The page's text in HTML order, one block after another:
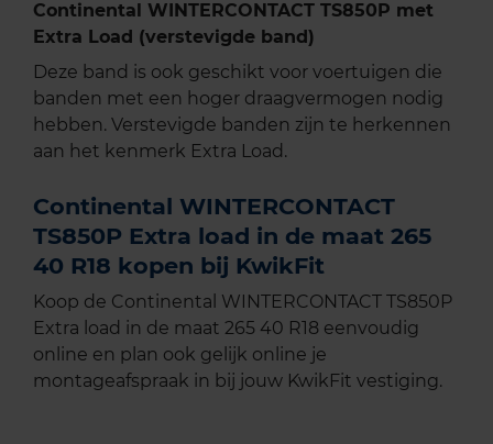
Continental WINTERCONTACT TS850P met
Extra Load (verstevigde band)
Deze band is ook geschikt voor voertuigen die
banden met een hoger draagvermogen nodig
hebben. Verstevigde banden zijn te herkennen
aan het kenmerk Extra Load.
Continental WINTERCONTACT
TS850P Extra load in de maat 265
40 R18 kopen bij KwikFit
Koop de Continental WINTERCONTACT TS850P
Extra load in de maat 265 40 R18 eenvoudig
online en plan ook gelijk online je
montageafspraak in bij jouw KwikFit vestiging.